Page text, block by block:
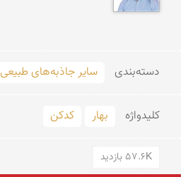
دسته‌بندی سایر جاذبه‌های طبیعی
کلید‌واژه بهار کدکن
57.6K بازدید